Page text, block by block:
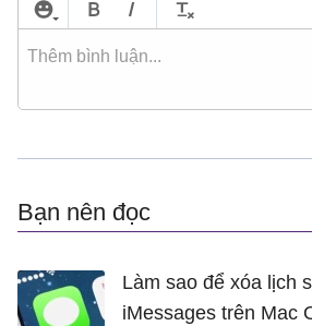
Bạn nên đọc
Làm sao để xóa lịch
iMessages trên Mac